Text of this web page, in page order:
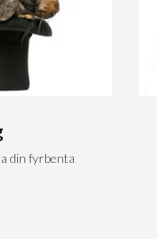
din fyrbenta